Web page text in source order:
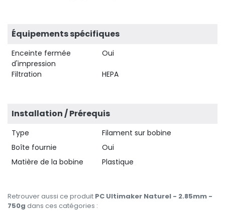
Équipements spécifiques
Enceinte fermée
d'impression
Oui
Filtration HEPA
Installation / Prérequis
Type
Filament sur bobine
Boîte fournie
Oui
Matière de la bobine
Plastique
Retrouver aussi ce produit PC Ultimaker Naturel - 2.85mm -
750g dans ces catégories :